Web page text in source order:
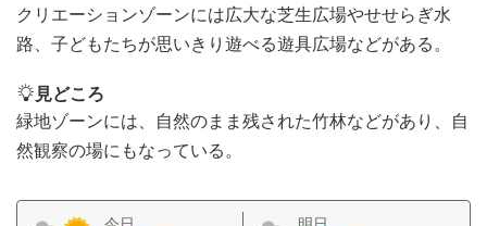
クリエーションゾーンには広大な芝生広場やせせらぎ水
路、子どもたちが思いきり遊べる遊具広場などがある。
見どころ
緑地ゾーンには、自然のまま残された竹林などがあり、自
然観察の場にもなっている。